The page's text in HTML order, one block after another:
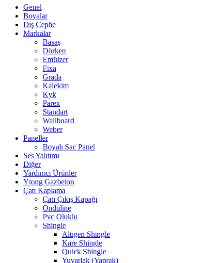
Genel
Boyalar
Dış Cephe
Markalar
Basaş
Dörken
Emülzer
Fixa
Grada
Kalekim
Kyk
Parex
Standart
Wallboard
Weber
Paneller
Boyalı Sac Panel
Ses Yalıtımı
Diğer
Yardımcı Ürünler
Ytong Gazbeton
Çatı Kaplama
Çatı Çıkış Kapağı
Onduline
Pvc Oluklu
Shingle
Altıgen Shingle
Kare Shingle
Quick Shingle
Yuvarlak (Yaprak)